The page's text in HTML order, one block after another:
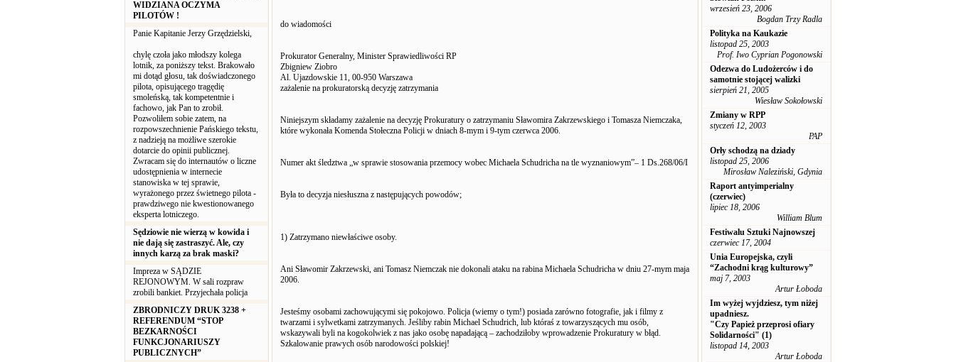
WIDZIANA OCZYMA
PILOTÓW !
Panie Kapitanie Jerzy Grzędzielski,
chylę czoła jako młodszy kolega
lotnik, za poniższy tekst. Brakowało
mi dotąd głosu, tak doświadczonego
pilota, opisującego tragędię
smoleńską, tak kompetentnie i
fachowo, jak Pan to zrobił.
Pozwoliłem sobie zatem, na
rozpowszechnienie Pańskiego tekstu,
z nadzieją na możliwe szerokie
dotarcie do opinii publicznej.
Zwracam się do internautów o liczne
udostępnienia w internecie
stanowiska w tej sprawie,
wyrażonego przez świetnego pilota -
prawdziwego nie kwestionowanego
eksperta lotniczego.
Sędziowie nie wierzą w kowida i
nie dają się zastraszyć. Ale, czy
innych karzą za brak maski?
Impreza w SĄDZIE
REJONOWYM. W sali rozpraw
zrobili bankiet. Przyjechała policja
ZBRODNICZY DRUK 3238 +
REFERENDUM “STOP
BEZKARNOŚCI
FUNKCJONARIUSZY
PUBLICZNYCH”
do wiadomości
Prokurator Generalny, Minister Sprawiedliwości RP
Zbigniew Ziobro
Al. Ujazdowskie 11, 00-950 Warszawa
zażalenie na prokuratorską decyzję zatrzymania
Niniejszym składamy zażalenie na decyzję Prokuratury o zatrzymaniu Sławomira Zakrzewskiego i Tomasza Niemczaka,
które wykonała Komenda Stołeczna Policji w dniach 8-mym i 9-tym czerwca 2006.
Numer akt śledztwa „w sprawie stosowania przemocy wobec Michaela Schudricha na tle wyznaniowym”– 1 Ds.268/06/I
Była to decyzja niesłuszna z następujących powodów;
1) Zatrzymano niewłaściwe osoby.
Ani Sławomir Zakrzewski, ani Tomasz Niemczak nie dokonali ataku na rabina Michaela Schudricha w dniu 27-mym maja
2006.
Jesteśmy osobami zachowującymi się pokojowo. Policja (wiemy o tym!) posiada zarówno fotografie, jak i filmy z
twarzami i sylwetkami zatrzymanych. Jeśliby rabin Michael Schudrich, lub któraś z towarzyszących mu osób,
wskazywali byli na kogokolwiek z nas jako osobę napadającą – zachodziłoby wprowadzenie Prokuratury w błąd.
Szkalowanie prawych osób narodowości polskiej!
wrzesień 23, 2006
Bogdan Trzy Radla
Polityka na Kaukazie
listopad 25, 2003
Prof. Iwo Cyprian Pogonowski
Odezwa do Ludożerców i do
samotnie stojącej walizki
sierpień 21, 2005
Wiesław Sokołowski
Zmiany w RPP
styczeń 12, 2003
PAP
Orły schodzą na dziady
listopad 25, 2006
Mirosław Naleziński, Gdynia
Raport antyimperialny
(czerwiec)
lipiec 18, 2006
William Blum
Festiwalu Sztuki Najnowszej
czerwiec 17, 2004
Unia Europejska, czyli
“Zachodni krąg kulturowy”
maj 7, 2003
Artur Łoboda
Im wyżej wyjdziesz, tym niżej
upadniesz.
"Czy Papież przeprosi ofiary
Solidarności" (1)
listopad 14, 2003
Artur Łoboda